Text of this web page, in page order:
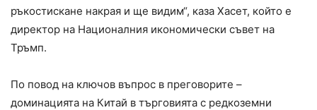
ръкостискане накрая и ще видим“, каза Хасет, който е
директор на Националния икономически съвет на
Тръмп.
По повод на ключов въпрос в преговорите –
доминацията на Китай в търговията с редкоземни